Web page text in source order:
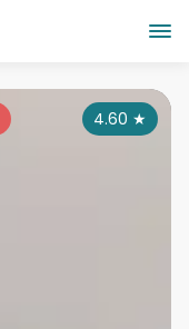
4.60 ★